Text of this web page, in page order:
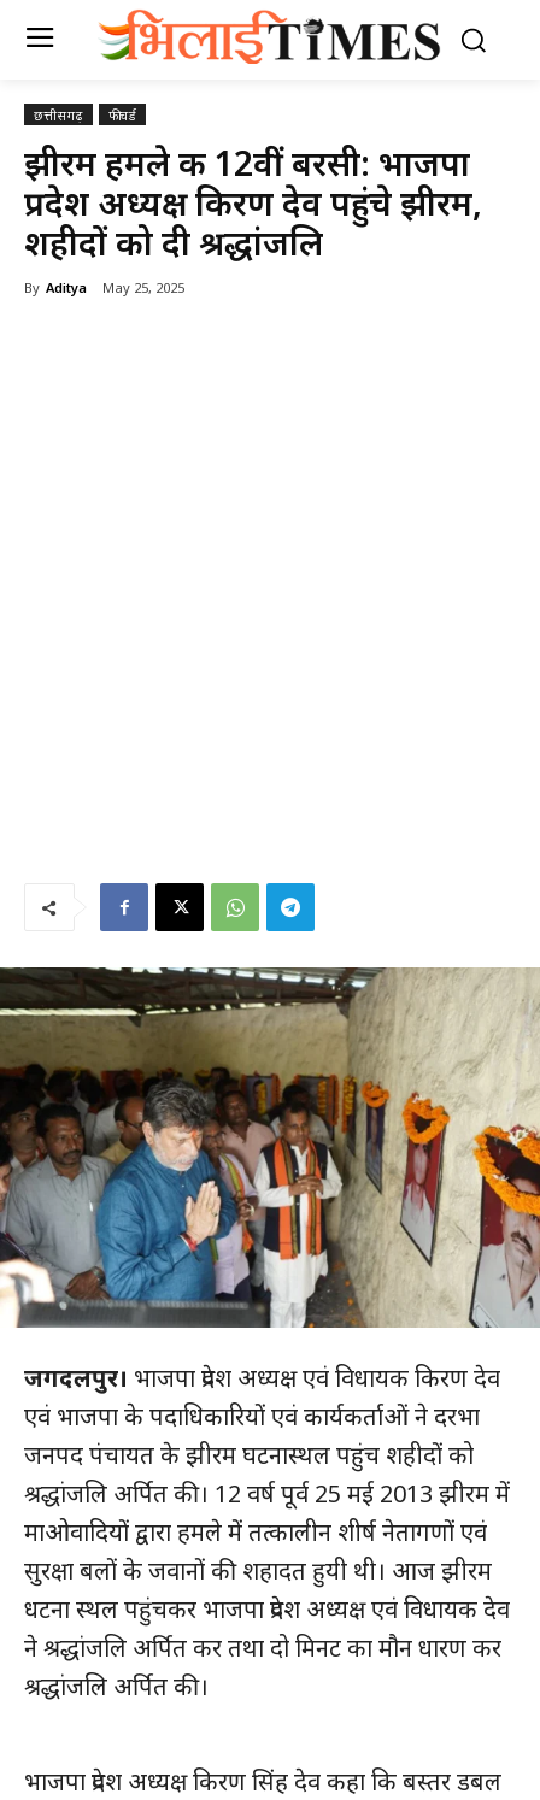
छत्तीसगढ़ फीचर्ड
झीरम हमले की 12वीं बरसी: भाजपा
प्रदेश अध्यक्ष किरण देव पहुंचे झीरम,
शहीदों को दी श्रद्धांजलि
By Aditya May 25, 2025
जगदलपुर। भाजपा प्रदेश अध्यक्ष एवं विधायक किरण देव
एवं भाजपा के पदाधिकारियों एवं कार्यकर्ताओं ने दरभा
जनपद पंचायत के झीरम घटनास्थल पहुंच शहीदों को
श्रद्धांजलि अर्पित की। 12 वर्ष पूर्व 25 मई 2013 झीरम में
माओवादियों द्वारा हमले में तत्कालीन शीर्ष नेतागणों एवं
सुरक्षा बलों के जवानों की शहादत हुयी थी। आज झीरम
धटना स्थल पहुंचकर भाजपा प्रदेश अध्यक्ष एवं विधायक देव
ने श्रद्धांजलि अर्पित कर तथा दो मिनट का मौन धारण कर
श्रद्धांजलि अर्पित की।
भाजपा प्रदेश अध्यक्ष किरण सिंह देव कहा कि बस्तर डबल